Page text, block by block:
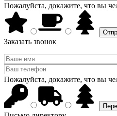
Пожалуйста, докажите, что вы
Заказать звонок
Пожалуйста, докажите, что вы